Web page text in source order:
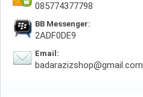
085774377798
BB Messenger:
2ADF0DE9
Email:
badarazizshop@gmail.com